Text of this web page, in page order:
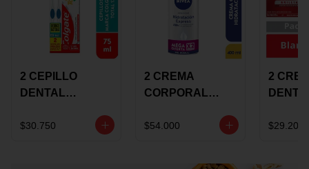
2 CEPILLO
DENTAL
+CREMA
$30.750
2 CREMA
CORPORAL
EXPRESS
$54.000
2
$29.200